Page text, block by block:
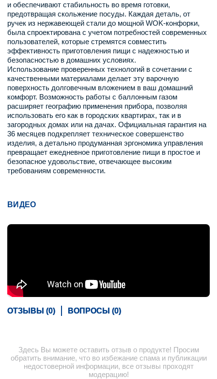
и обеспечивают стабильность во время готовки,
предотвращая скольжение посуды. Каждая деталь, от
ручек из нержавеющей стали до мощной WOK-конфорки,
была спроектирована с учетом потребностей современных
пользователей, которые стремятся совместить
эффективность приготовления пищи с надежностью и
безопасностью в домашних условиях.
Использование проверенных технологий в сочетании с
качественными материалами делает эту варочную
поверхность долговечным вложением в ваш домашний
комфорт. Возможность работы с баллонным газом
расширяет географию применения прибора, позволяя
использовать его как в городских квартирах, так и в
загородных домах или на дачах. Официальная гарантия на
36 месяцев подкрепляет техническое совершенство
изделия, а детально продуманная эргономика управления
превращает ежедневное приготовление пищи в простое и
безопасное удовольствие, отвечающее высоким
требованиям современности.
ВИДЕО
ОТЗЫВЫ (0) ВОПРОСЫ (0)
Здесь Вы можете оставить отзыв о продукте! Просим
обратить внимание, что во избежание спама и публикации
недостоверной информации, все отзывы проходят
модерацию!